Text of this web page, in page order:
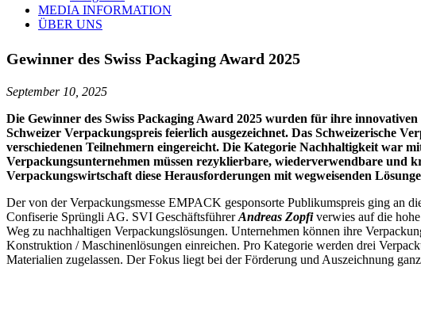
MEDIA INFORMATION
ÜBER UNS
Gewinner des Swiss Packaging Award 2025
September 10, 2025
Die Gewinner des Swiss Packaging Award 2025 wurden für ihre
Schweizer Verpackungspreis feierlich ausgezeichnet. Das Schweizerische
verschiedenen Teilnehmern eingereicht. Die Kategorie Nachhaltigkeit war
Verpackungsunternehmen müssen rezyklierbare, wiederverwendbare und
Verpackungswirtschaft diese Herausforderungen mit wegweisenden
Der von der Verpackungsmesse EMPACK gesponsorte Publikumspreis ging an
Confiserie Sprüngli AG. SVI GeschäftsführerAndreas Zopfiverwies auf die
Weg zu nachhaltigen Verpackungslösungen. Unternehmen können ihre
Konstruktion / Maschinenlösungen einreichen. Pro Kategorie werden drei
Materialien zugelassen. Der Fokus liegt bei der Förderung und Auszeichnung